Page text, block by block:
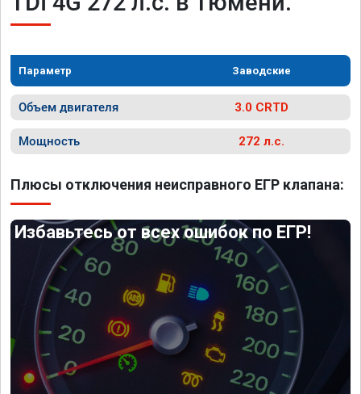
Параметр Заводские
Объем двигателя 3.0 CRTD
Мощность 272 л.с.
Плюсы отключения неисправного ЕГР клапана:
Избавьтесь от всех ошибок по ЕГР!